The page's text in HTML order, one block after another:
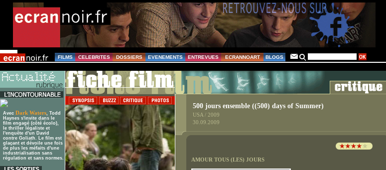
FILMS CELEBRITES DOSSIERS EVENEMENTS ENTREVUES ECRANNOART BLOGS
Avec Dark Waters, Todd
Haynes s'invite dans le
film engagé (côté écolo),
le thriller légaliste et
l'enquête d'un David
contre Goliath. Le film est
glaçant et dévoile une fois
de plus les méfaits d'une
industrialisation sans
régulation et sans normes.
500 jours ensemble ((500) days of Summer)
USA / 2009
30.09.2009
AMOUR TOUS (LES) JOURS